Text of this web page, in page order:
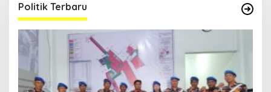
Politik Terbaru